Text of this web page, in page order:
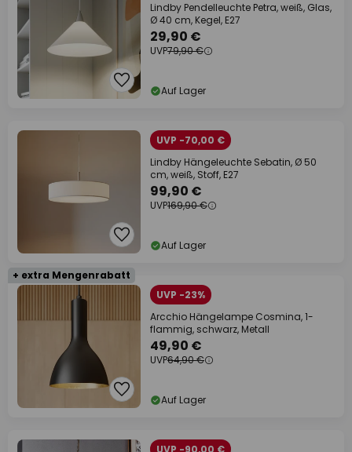
Lindby Pendelleuchte Petra, weiß, Glas,
Ø 40 cm, Kegel, E27
29,90 €
UVP79,90 €
Auf Lager
UVP -70,00 €
Lindby Hängeleuchte Sebatin, Ø 50
cm, weiß, Stoff, E27
99,90 €
UVP169,90 €
Auf Lager
+ extra Mengenrabatt
UVP -23%
Arcchio Hängelampe Cosmina, 1-
flammig, schwarz, Metall
49,90 €
UVP64,90 €
Auf Lager
UVP -90,00 €